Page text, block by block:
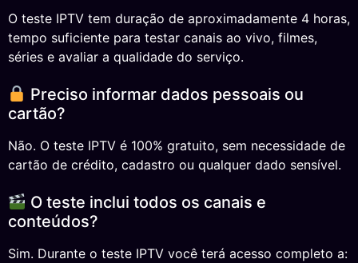
O teste IPTV tem duração de aproximadamente 4 horas,
tempo suficiente para testar canais ao vivo, filmes,
séries e avaliar a qualidade do serviço.
Preciso informar dados pessoais ou
cartão?
Não. O teste IPTV é 100% gratuito, sem necessidade de
cartão de crédito, cadastro ou qualquer dado sensível.
O teste inclui todos os canais e
conteúdos?
Sim. Durante o teste IPTV você terá acesso completo a: